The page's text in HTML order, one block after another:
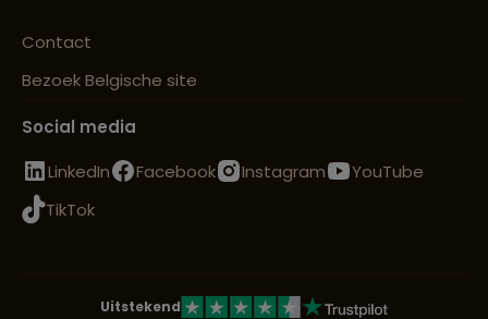
Contact
Bezoek Belgische site
Social media
LinkedIn
Facebook Instagram
YouTube
TikTok
Uitstekend